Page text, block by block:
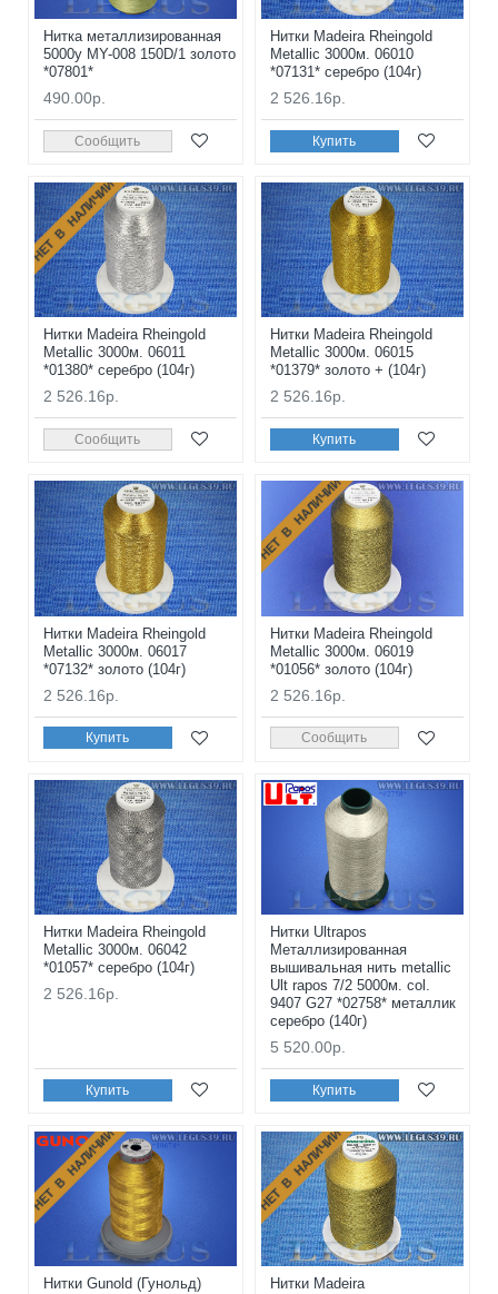
Нитка металлизированная
5000y MY-008 150D/1 золото
*07801*
490.00р.
Сообщить
Нитки Madeira Rheingold
Metallic 3000м. 06010
*07131* серебро (104г)
2 526.16р.
Купить
НЕТ В НАЛИЧИИ
Нитки Madeira Rheingold
Metallic 3000м. 06011
*01380* серебро (104г)
2 526.16р.
Сообщить
Нитки Madeira Rheingold
Metallic 3000м. 06015
*01379* золото + (104г)
2 526.16р.
Купить
Нитки Madeira Rheingold
Metallic 3000м. 06017
*07132* золото (104г)
2 526.16р.
Купить
НЕТ В НАЛИЧИИ
Нитки Madeira Rheingold
Metallic 3000м. 06019
*01056* золото (104г)
2 526.16р.
Сообщить
Нитки Madeira Rheingold
Metallic 3000м. 06042
*01057* серебро (104г)
2 526.16р.
Купить
Нитки Ultrapos
Металлизированная
вышивальная нить metallic
Ult rapos 7/2 5000м. col.
9407 G27 *02758* металлик
серебро (140г)
5 520.00р.
Купить
НЕТ В НАЛИЧИИ
Нитки Gunold (Гунольд)
НЕТ В НАЛИЧИИ
Нитки Madeira